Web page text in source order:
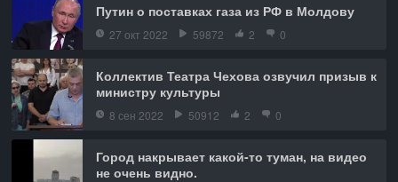
Путин о поставках газа из РФ в Молдову
27 окт 2022 59872 2 0
Коллектив Театра Чехова озвучил призыв к
министру культуры
8 сен 2022 50912 2 0
Город накрывает какой-то туман, на видео
не очень видно.